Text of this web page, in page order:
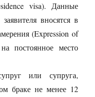
visa). Данные
вносятся в
(Expression of
постоянное место
или супруга,
браке не менее 12